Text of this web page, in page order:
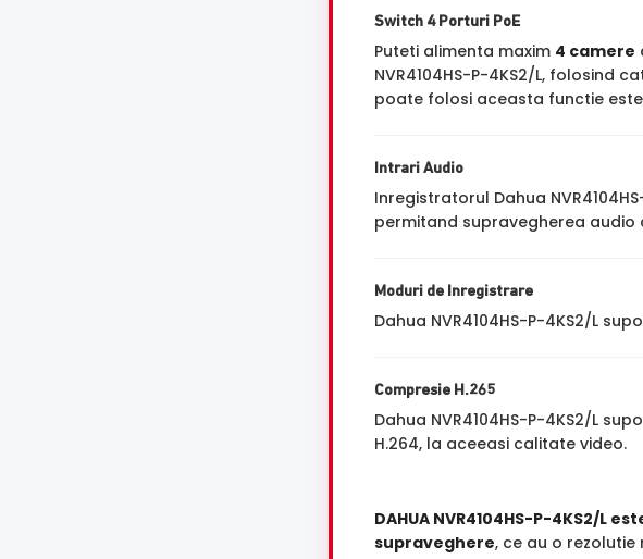
Switch 4 Porturi PoE
Puteti alimenta maxim 4 camere
NVR4104HS-P-4KS2/L, folosind
poate folosi aceasta functie
Intrari Audio
Inregistratorul Dahua
permitand supravegherea audio
Moduri de Inregistrare
Dahua NVR4104HS-P-4KS2/L
Compresie H.265
Dahua NVR4104HS-P-4KS2/L
H.264, la aceeasi calitate video.
DAHUA NVR4104HS-P-4KS2/L
supraveghere, ce au o rezolutie